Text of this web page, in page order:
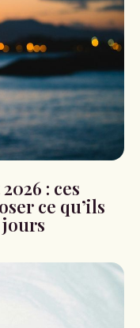
: ces
ce qu’ils